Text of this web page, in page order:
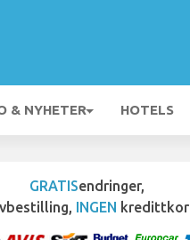
& NYHETER HOTELS
GRATISendringer,
INGEN